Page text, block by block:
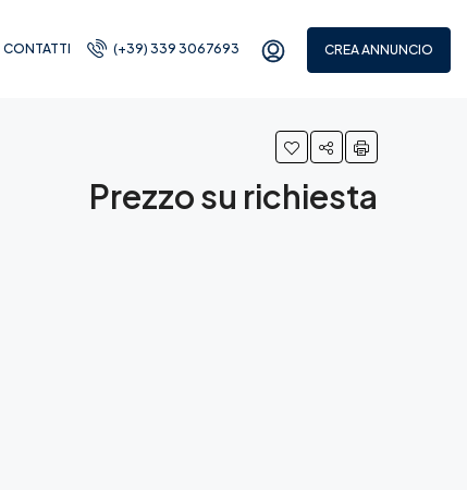
CONTATTI (+39) 339 3067693 CREA ANNUNCIO
Prezzo su richiesta